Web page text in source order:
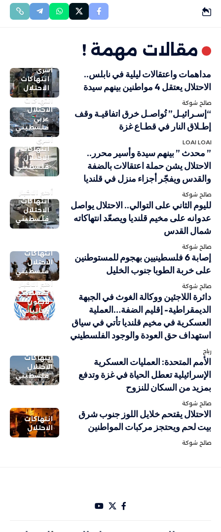
مقالات مهمة !
أسرى
انتهاكات
الاحتلال
مداهمات واعتقالات ليلية في نابلس..
الاحتلال يعتقل 4 مواطنين بينهم سيدة
صالح شوكة
انتهاكات
الاحتلال
عربي
فلسطيني
“إسـرائيـل” تُواصـل خرق اتفاقيـة وقف
إطـلاق النار في قطـاع غزة
LOAI LOAI
أسرى
انتهاكات
الاحتلال
فلسطيني
” محدث ” بينهم سيدة وأسير محرر..
الاحتلال يشن حملة اعتقالات بالضفة
والقدس ويفجّر أجزاء منزل في قلنديا
صالح شوكة
أهم الاخبار
انتهاكات
الاحتلال
فلسطيني
لليوم الثاني على التوالي.. الاحتلال يواصل
عدوانه على مخيم قلنديا ويصعّد انتهاكاته
شمال القدس
صالح شوكة
انتهاكات
الاحتلال
فلسطيني
إصابة 6 فلسطينيين بهجوم للمستوطنين
على خربة الطوبا جنوب الخليل
صالح شوكة
أهم الاخبار
فلسطيني
لاجئون
وجاليات
دائرة اللاجئين ووكالة الغوث في الجبهة
الديمقراطية- إقليم الضفة…العملية
العسكرية في مخيم قلنديا تأتي في سياق
استهداف حق العودة والوجود الفلسطيني
رباح
انتهاكات
الاحتلال
فلسطيني
الأمم المتحدة: العمليات العسكرية
الإسرائيلية تعطل الحياة في غزة وتدفع
بمزيد من السكان للنزوح
صالح شوكة
انتهاكات
الاحتلال
الاحتلال يقتحم خلايل اللوز جنوب شرق
بيت لحم ويحتجز مركبات المواطنين
صالح شوكة